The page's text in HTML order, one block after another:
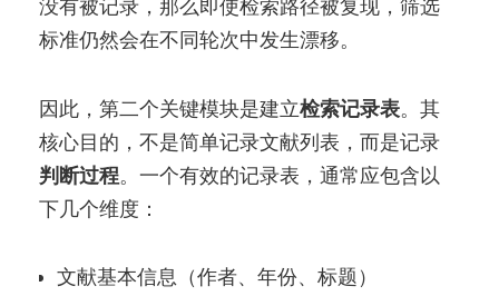
标准仍然会在不同轮次中发生漂移。
因此，第二个关键模块是建立检索记录表。其
核心目的，不是简单记录文献列表，而是记录
判断过程。一个有效的记录表，通常应包含以
下几个维度：
文献基本信息（作者、年份、标题）